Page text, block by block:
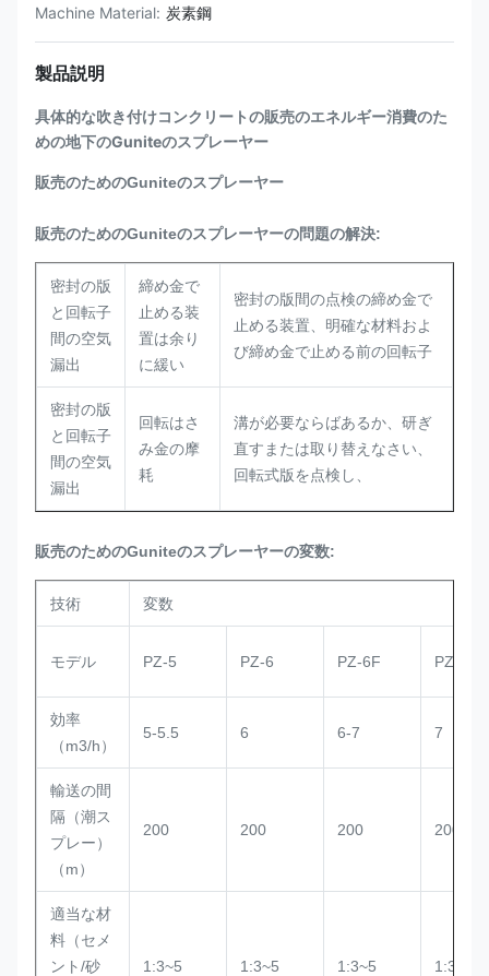
Machine Material: 炭素鋼
製品説明
具体的な吹き付けコンクリートの販売のエネルギー消費のた
めの地下のGuniteのスプレーヤー
販売のためのGuniteのスプレーヤー
販売のためのGuniteのスプレーヤーの問題の解決:
密封の版
と回転子
間の空気
漏出
締め金で
止める装
置は余り
に緩い
密封の版間の点検の締め金で
止める装置、明確な材料およ
び締め金で止める前の回転子
密封の版
と回転子
間の空気
漏出
回転はさ
み金の摩
耗
溝が必要ならばあるか、研ぎ
直すまたは取り替えなさい、
回転式版を点検し、
販売のためのGuniteのスプレーヤーの変数:
技術 変数
モデル PZ-5 PZ-6 PZ-6F PZ-7
効率
（m3/h）
5-5.5 6 6-7 7
輸送の間
隔（潮ス
プレー）
（m）
200 200 200 200
適当な材
料（セメ
ント/砂
1:3~5 1:3~5 1:3~5 1:3~5